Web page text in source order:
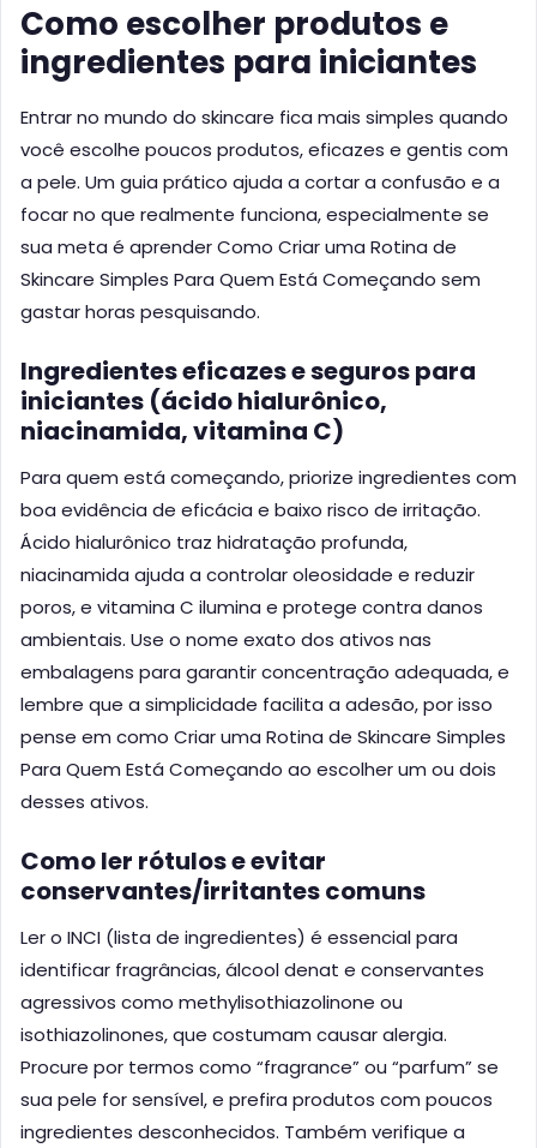
Como escolher produtos e
ingredientes para iniciantes
Entrar no mundo do skincare fica mais simples quando
você escolhe poucos produtos, eficazes e gentis com
a pele. Um guia prático ajuda a cortar a confusão e a
focar no que realmente funciona, especialmente se
sua meta é aprender Como Criar uma Rotina de
Skincare Simples Para Quem Está Começando sem
gastar horas pesquisando.
Ingredientes eficazes e seguros para
iniciantes (ácido hialurônico,
niacinamida, vitamina C)
Para quem está começando, priorize ingredientes com
boa evidência de eficácia e baixo risco de irritação.
Ácido hialurônico traz hidratação profunda,
niacinamida ajuda a controlar oleosidade e reduzir
poros, e vitamina C ilumina e protege contra danos
ambientais. Use o nome exato dos ativos nas
embalagens para garantir concentração adequada, e
lembre que a simplicidade facilita a adesão, por isso
pense em como Criar uma Rotina de Skincare Simples
Para Quem Está Começando ao escolher um ou dois
desses ativos.
Como ler rótulos e evitar
conservantes/irritantes comuns
Ler o INCI (lista de ingredientes) é essencial para
identificar fragrâncias, álcool denat e conservantes
agressivos como methylisothiazolinone ou
isothiazolinones, que costumam causar alergia.
Procure por termos como “fragrance” ou “parfum” se
sua pele for sensível, e prefira produtos com poucos
ingredientes desconhecidos. Também verifique a